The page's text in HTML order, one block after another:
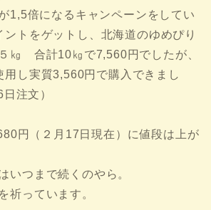
1,5倍になるキャンペーンをしてい
トをゲットし、北海道のゆめぴり
㎏ 合計10㎏で7,560円でしたが、
用し実質3,560円で購入できまし
注文）
円（２月17日現在）に値段は上が
いつまで続くのやら。
祈っています。